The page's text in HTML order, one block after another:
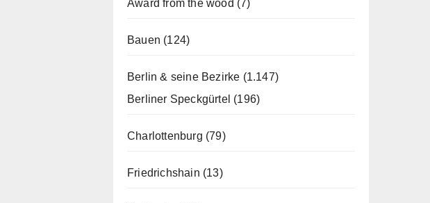
Award from the wood (7)
Bauen (124)
Berlin & seine Bezirke (1.147)
Berliner Speckgürtel (196)
Charlottenburg (79)
Friedrichshain (13)